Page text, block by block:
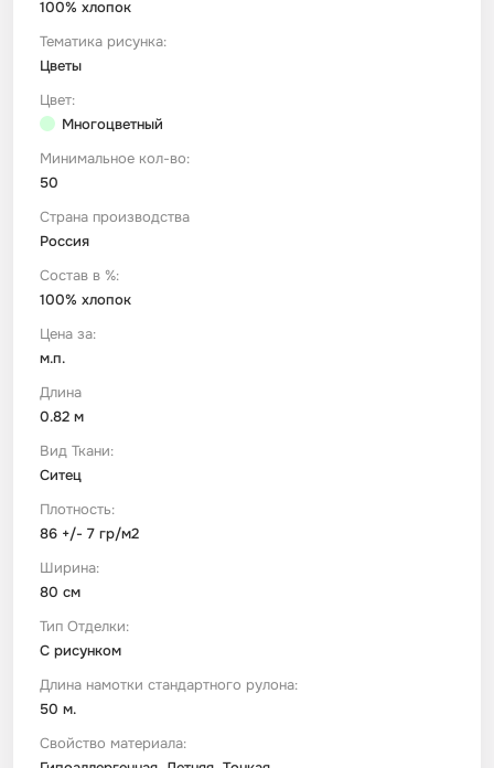
100% хлопок
Тематика рисунка:
Цветы
Цвет:
Многоцветный
Минимальное кол-во:
50
Страна производства
Россия
Состав в %:
100% хлопок
Цена за:
м.п.
Длина
0.82 м
Вид Ткани:
Ситец
Плотность:
86 +/- 7 гр/м2
Ширина:
80 см
Тип Отделки:
С рисунком
Длина намотки стандартного рулона:
50 м.
Свойство материала:
Футер
Шелк Армани
Штапель
Имитации материалов